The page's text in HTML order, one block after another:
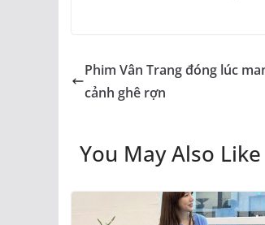
Phim Vân Trang đóng lúc
cảnh ghê rợn
You May Also Like